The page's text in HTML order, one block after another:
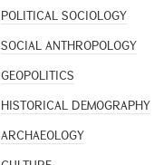
POLITICAL SOCIOLOGY
SOCIAL ANTHROPOLOGY
GEOPOLITICS
HISTORICAL DEMOGRAPHY
ARCHAEOLOGY